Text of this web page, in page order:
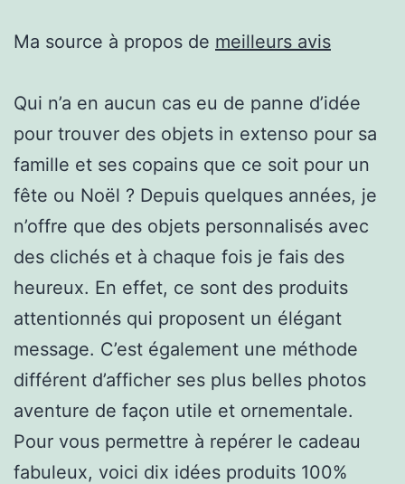
Ma source à propos de meilleurs avis
Qui n’a en aucun cas eu de panne d’idée
pour trouver des objets in extenso pour sa
famille et ses copains que ce soit pour un
fête ou Noël ? Depuis quelques années, je
n’offre que des objets personnalisés avec
des clichés et à chaque fois je fais des
heureux. En effet, ce sont des produits
attentionnés qui proposent un élégant
message. C’est également une méthode
différent d’afficher ses plus belles photos
aventure de façon utile et ornementale.
Pour vous permettre à repérer le cadeau
fabuleux, voici dix idées produits 100%